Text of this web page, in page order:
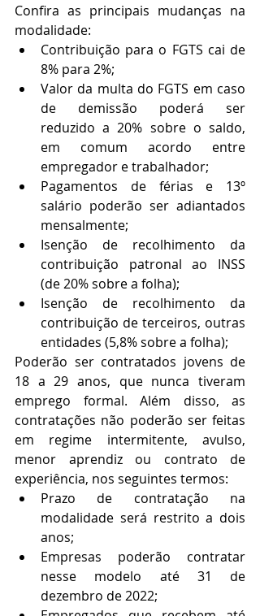
Confira as principais mudanças na
modalidade:
Contribuição para o FGTS cai de
8% para 2%;
Valor da multa do FGTS em caso
de demissão poderá ser
reduzido a 20% sobre o saldo,
em comum acordo entre
empregador e trabalhador;
Pagamentos de férias e 13º
salário poderão ser adiantados
mensalmente;
Isenção de recolhimento da
contribuição patronal ao INSS
(de 20% sobre a folha);
Isenção de recolhimento da
contribuição de terceiros, outras
entidades (5,8% sobre a folha);
Poderão ser contratados jovens de
18 a 29 anos, que nunca tiveram
emprego formal. Além disso, as
contratações não poderão ser feitas
em regime intermitente, avulso,
menor aprendiz ou contrato de
experiência, nos seguintes termos:
Prazo de contratação na
modalidade será restrito a dois
anos;
Empresas poderão contratar
nesse modelo até 31 de
dezembro de 2022;